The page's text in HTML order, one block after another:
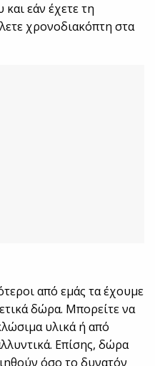
εάν έχετε τη
χρονοδιακόπτη στα
από εμάς τα έχουμε
δώρα. Μπορείτε να
υλικά ή από
Επίσης, δώρα
όσο το δυνατόν